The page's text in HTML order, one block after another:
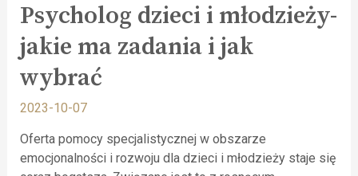
Psycholog dzieci i młodzieży-
jakie ma zadania i jak
wybrać
2023-10-07
Oferta pomocy specjalistycznej w obszarze
emocjonalności i rozwoju dla dzieci i młodzieży staje się